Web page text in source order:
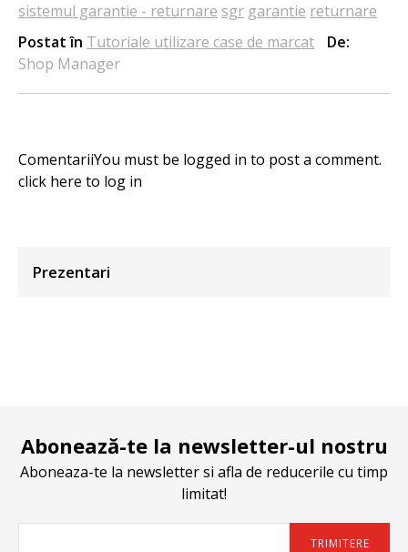
sistemul garantie - returnare sgr garantie returnare
Postat în Tutoriale utilizare case de marcat
De:
Shop Manager
ComentariiYou must be logged in to post a comment.
click here to log in
Prezentari
Abonează-te la newsletter-ul nostru
Aboneaza-te la newsletter si afla de reducerile cu timp
limitat!
TRIMITERE